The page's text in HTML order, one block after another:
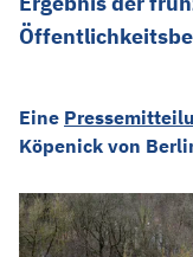
Eine
Köpenick von